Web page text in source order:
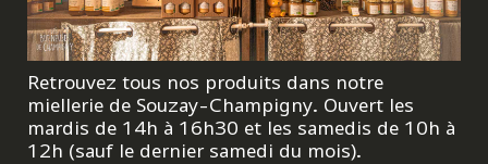
Retrouvez tous nos produits dans notre
miellerie de Souzay-Champigny. Ouvert les
mardis de 14h à 16h30 et les samedis de 10h à
12h (sauf le dernier samedi du mois).